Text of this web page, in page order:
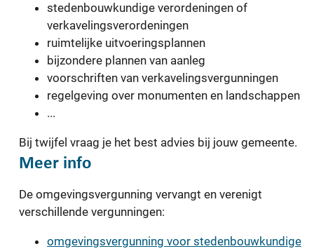
stedenbouwkundige verordeningen of
verkavelingsverordeningen
ruimtelijke uitvoeringsplannen
bijzondere plannen van aanleg
voorschriften van verkavelingsvergunningen
regelgeving over monumenten en landschappen
...
Bij twijfel vraag je het best advies bij jouw gemeente.
Meer info
De omgevingsvergunning vervangt en verenigt
verschillende vergunningen:
omgevingsvergunning voor stedenbouwkundige